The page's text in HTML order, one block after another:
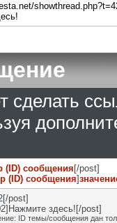
сделать
(ID) сообщения [/post]
(ID) сообщения]
post]
здесь![/post]
ID темы/сообщения дан